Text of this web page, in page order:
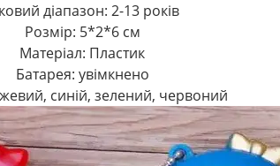
діапазон: 2-13 років
Розмір: 5*2*6 см
Матеріал: Пластик
Батарея: увімкнено
синій, зелений, червоний